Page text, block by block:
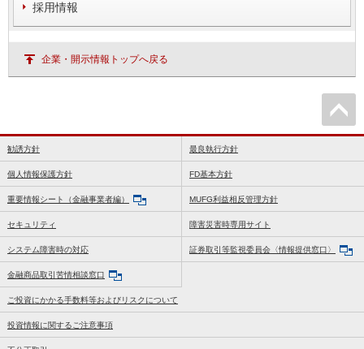
採用情報
企業・開示情報トップへ戻る
勧誘方針 最良執行方針
個人情報保護方針 FD基本方針
重要情報シート（金融事業者編） MUFG利益相反管理方針
セキュリティ 障害災害時専用サイト
システム障害時の対応 証券取引等監視委員会〈情報提供窓口〉
金融商品取引苦情相談窓口
ご投資にかかる手数料等およびリスクについて
投資情報に関するご注意事項